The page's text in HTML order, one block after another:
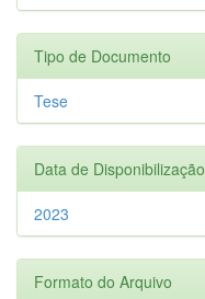
Tipo de Documento
Tese
Data de Disponibilização
2023
Formato do Arquivo